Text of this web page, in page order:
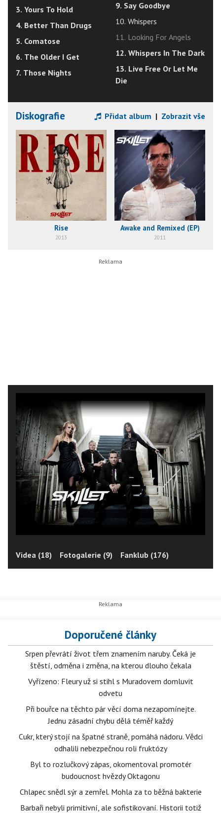
3. Yours To Hold
4. Better Than Drugs
5. Comatose
6. The Older I Get
7. Those Nights
9. Say Goodbye
10. Whispers
11. Looking For Angels
12. Whispers In The Dark
13. Live Free Or Let Me
Die
Diskografie Přidat album | Zobrazit vše
Rise
2013
Awake and Remixed (EP)
2011
Videa (18) Fotogalerie (9) Fanklub (176)
Doporučené články
Srpen převrátí život třem znamením naruby. Čeká je
štěstí, odměna i změna, na kterou dlouho čekala
Vyřízeno: Fleury už si stihl s Muradovem domluvit
odvetu
Při bouřce na těchto pár věcí doma nezapomínejte.
Jednu zásadní chybu dělá téměř každý
Cukr, který stojí na špatné straně, pomáhá nádoru. Vědci
odhalili nebezpečnou roli fruktózy
Byl to rozlučkový zápas, okomentoval promotér
budoucnost hvězdy Oktagonu
Chlapec snědl sýr a zemřel. Mohla za to běžná bakterie
Barbaři nebyli primitivní, ale sofistikovaní. Historii totiž